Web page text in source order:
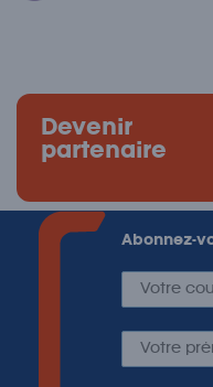
Devenir
partenaire
Abonnez-